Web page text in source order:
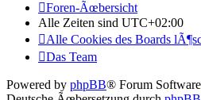
Foren-Ãœbersicht
Alle Zeiten sind UTC+02:00
Alle Cookies des Boards
Das Team
Powered by phpBB® Forum